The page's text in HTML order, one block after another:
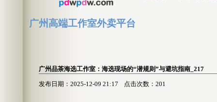
广州高端工作室外卖平台
‌广州品茶海选工作室‌：海选现场的“潜规则”与避坑指南_217
发布日期：2025-12-09 21:17 点击次数：201